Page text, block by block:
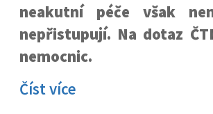
neakutní péče však
nepřistupují. Na dotaz
nemocnic.
Číst více